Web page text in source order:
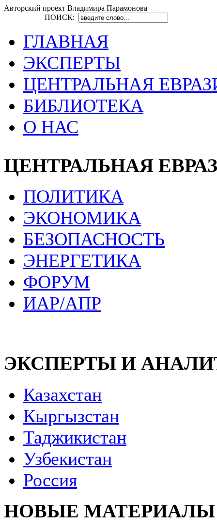
Авторский проект Владимира Парамонова
ПОИСК:
ГЛАВНАЯ
ЭКСПЕРТЫ
ЦЕНТРАЛЬНАЯ
БИБЛИОТЕКА
О НАС
ЦЕНТРАЛЬНАЯ
ПОЛИТИКА
ЭКОНОМИКА
БЕЗОПАСНОСТЬ
ЭНЕРГЕТИКА
ФОРУМ
ИАР/АПР
ЭКСПЕРТЫ И
Казахстан
Кыргызстан
Таджикистан
Узбекистан
Россия
НОВЫЕ МАТЕРИАЛЫ